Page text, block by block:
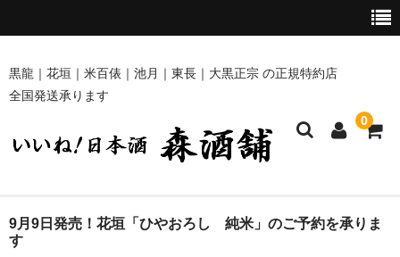
黒龍｜花垣｜米百俵｜池月｜東長｜大黒正宗 の正規特約店
全国発送承ります
0
ホーム
9月9日発売！花垣「ひやおろし 純米」のご予約を承りま
す